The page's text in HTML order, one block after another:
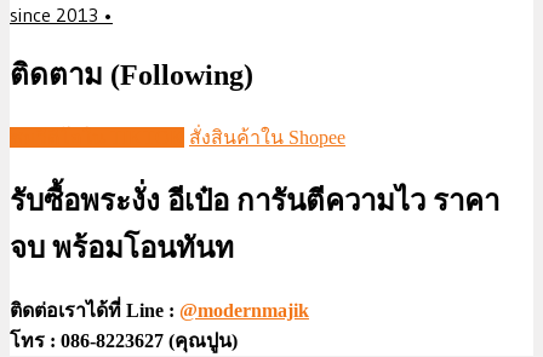
since 2013 •
ติดตาม (Following)
สั่งสินค้าใน Shopee
รับซื้อพระงั่ง อีเป๋อ การันตีความไว ราคา
จบ พร้อมโอนทันท
ติดต่อเราได้ที่ Line : @modernmajik
โทร : 086-8223627 (คุณปูน)